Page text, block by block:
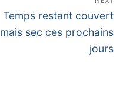
Next
post:
Temps restant couvert
mais sec ces prochains
jours